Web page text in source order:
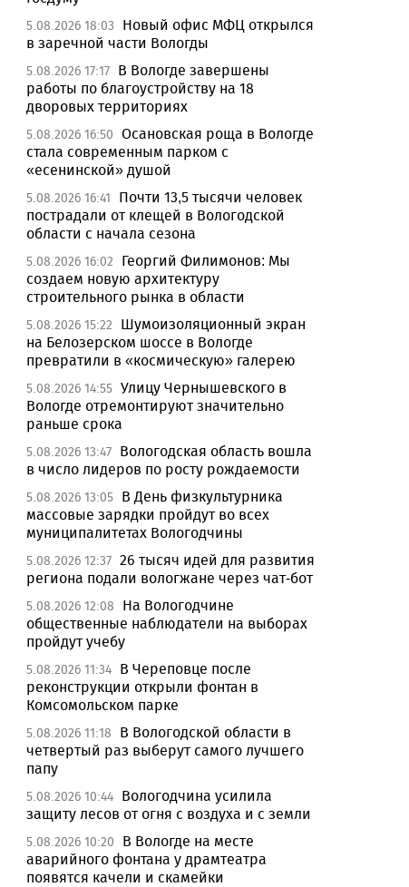
5.08.2026 18:03
Новый офис МФЦ открылся
в заречной части Вологды
5.08.2026 17:17 В Вологде завершены
работы по благоустройству на 18
дворовых территориях
5.08.2026 16:50 Осановская роща в Вологде
стала современным парком с
«есенинской» душой
5.08.2026 16:41
Почти 13,5 тысячи человек
пострадали от клещей в Вологодской
области с начала сезона
5.08.2026 16:02
Георгий Филимонов: Мы
создаем новую архитектуру
строительного рынка в области
5.08.2026 15:22
Шумоизоляционный экран
на Белозерском шоссе в Вологде
превратили в «космическую» галерею
5.08.2026 14:55 Улицу Чернышевского в
Вологде отремонтируют значительно
раньше срока
5.08.2026 13:47 Вологодская область вошла
в число лидеров по росту рождаемости
5.08.2026 13:05 В День физкультурника
массовые зарядки пройдут во всех
муниципалитетах Вологодчины
5.08.2026 12:37 26 тысяч идей для развития
региона подали вологжане через чат-бот
5.08.2026 12:08
На Вологодчине
общественные наблюдатели на выборах
пройдут учебу
5.08.2026 11:34 В Череповце после
реконструкции открыли фонтан в
Комсомольском парке
5.08.2026 11:18
В Вологодской области в
четвертый раз выберут самого лучшего
папу
5.08.2026 10:44 Вологодчина усилила
защиту лесов от огня с воздуха и с земли
5.08.2026 10:20
В Вологде на месте
аварийного фонтана у драмтеатра
появятся качели и скамейки